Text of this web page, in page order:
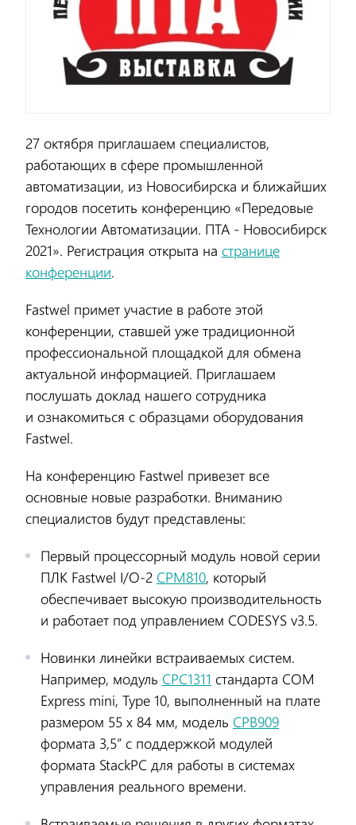
27 октября приглашаем специалистов,
работающих в сфере промышленной
автоматизации, из Новосибирска и ближайших
городов посетить конференцию «Передовые
Технологии Автоматизации. ПТА - Новосибирск
2021». Регистрация открыта на странице
конференции.
Fastwel примет участие в работе этой
конференции, ставшей уже традиционной
профессиональной площадкой для обмена
актуальной информацией. Приглашаем
послушать доклад нашего сотрудника
и ознакомиться с образцами оборудования
Fastwel.
На конференцию Fastwel привезет все
основные новые разработки. Вниманию
специалистов будут представлены:
Первый процессорный модуль новой серии
ПЛК Fastwel I/O-2 CPM810, который
обеспечивает высокую производительность
и работает под управлением CODESYS v3.5.
Новинки линейки встраиваемых систем.
Например, модуль CPC1311 стандарта СOM
Express mini, Type 10, выполненный на плате
размером 55 x 84 мм, модель CPB909
формата 3,5” с поддержкой модулей
формата StackPC для работы в системах
управления реального времени.